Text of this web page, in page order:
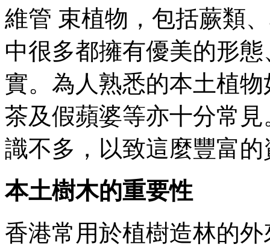
維管 束植物，包括蕨類
中很多都擁有優美的形
實。為人熟悉的本土植
茶及假蘋婆等亦十分常
識不多，以致這麼豐富
本土樹木的重要性
香港常用於植樹造林的